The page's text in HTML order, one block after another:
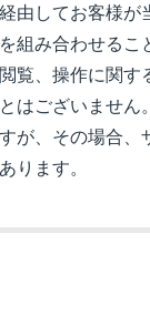
由してお客様が
組み合わせるこ
覧、操作に関す
はございません。
が、その場合、
ります。